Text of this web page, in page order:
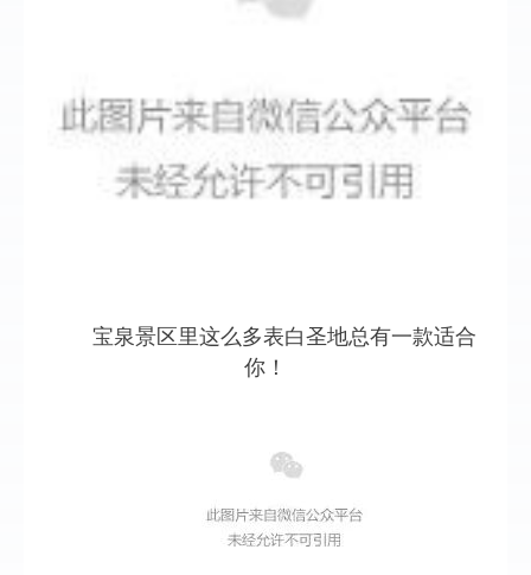
宝泉景区里这么多表白圣地总有一款适合
你！